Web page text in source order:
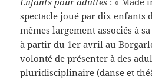
spectacle joué par dix enfants
mêmes largement associés à
à partir du 1er avril au
volonté de présenter à des
pluridisciplinaire (danse et